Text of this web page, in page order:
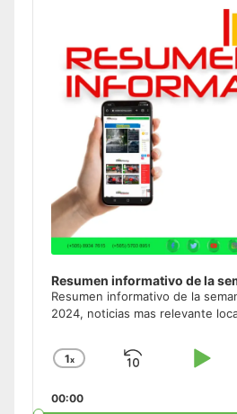
Resumen informativo de la
Resumen informativo de la
2024, noticias mas relevante
Change
Rate
1x
Skip
Play
00:00